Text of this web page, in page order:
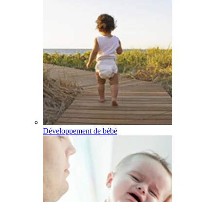
Développement de bébé